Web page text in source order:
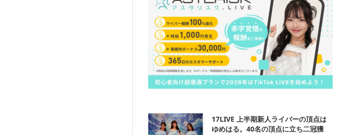
17LIVE 上半期新人ライバーの頂点は
ゆめはる。40名の頂点に立ち二冠獲